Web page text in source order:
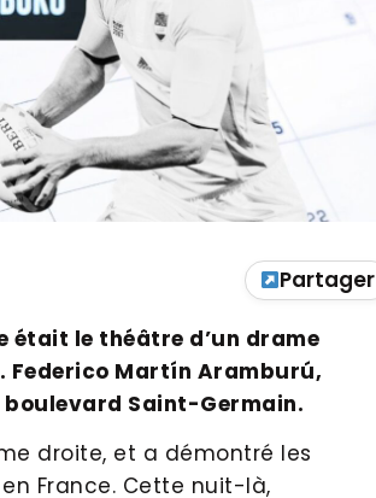
Partager
était le théâtre d’un drame
Federico Martín Aramburú,
Saint-Germain.
droite, et a démontré les
France. Cette nuit-là,